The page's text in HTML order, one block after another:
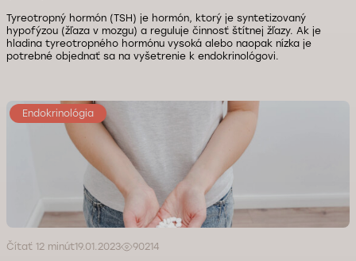
Tyreotropný hormón (TSH) je hormón, ktorý je syntetizovaný
hypofýzou (žľaza v mozgu) a reguluje činnosť štítnej žľazy. Ak je
hladina tyreotropného hormónu vysoká alebo naopak nízka je
potrebné objednať sa na vyšetrenie k endokrinológovi.
Endokrinológia
Čítať 12 minút19.01.2023 90214